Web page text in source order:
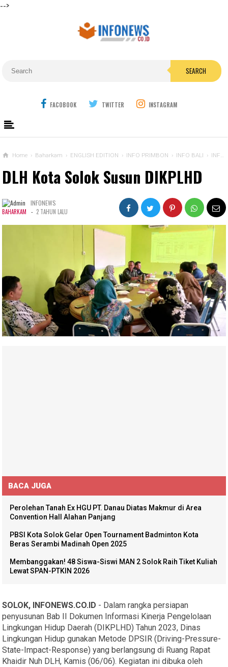
-->
SEARCH
FACOBOOK TWITTER INSTAGRAM
Home › Baharkam › ENGLISH EDITION › INFO PRIMBON › INFO BALI › INFO BEKASI
DLH Kota Solok Susun DIKPLHD
INFONEWS
BAHARKAM - 2 TAHUN LALU
BACA JUGA
Perolehan Tanah Ex HGU PT. Danau Diatas Makmur di Area
Convention Hall Alahan Panjang
PBSI Kota Solok Gelar Open Tournament Badminton Kota
Beras Serambi Madinah Open 2025
Membanggakan! 48 Siswa-Siswi MAN 2 Solok Raih Tiket Kuliah
Lewat SPAN-PTKIN 2026
SOLOK, INFONEWS.CO.ID - Dalam rangka persiapan
penyusunan Bab II Dokumen Informasi Kinerja Pengelolaan
Lingkungan Hidup Daerah (DIKPLHD) Tahun 2023, Dinas
Lingkungan Hidup gunakan Metode DPSIR (Driving-Pressure-
State-Impact-Response) yang berlangsung di Ruang Rapat
Khaidir Nuh DLH, Kamis (06/06). Kegiatan ini dibuka oleh